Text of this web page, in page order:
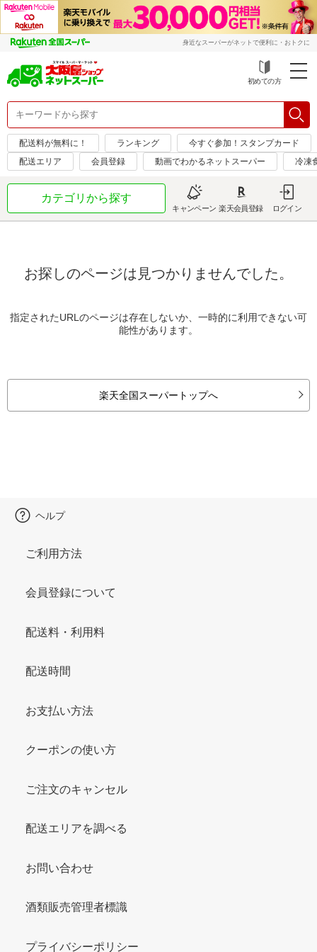
身近なスーパーがネットで便利に・おトクに
初めての方
配送料が無料に！ ランキング
今すぐ参加！スタンプカード
配送エリア
会員登録 動画でわかるネットスーパー 冷凍
カテゴリから探す
キャンペーン 楽天会員登録 ログイン
お探しのページは見つかりませんでした。
指定されたURLのページは存在しないか、一時的に利用できない可
能性があります。
楽天全国スーパートップへ
ヘルプ
ご利用方法
会員登録について
配送料・利用料
配送時間
お支払い方法
クーポンの使い方
ご注文のキャンセル
配送エリアを調べる
お問い合わせ
酒類販売管理者標識
プライバシーポリシー